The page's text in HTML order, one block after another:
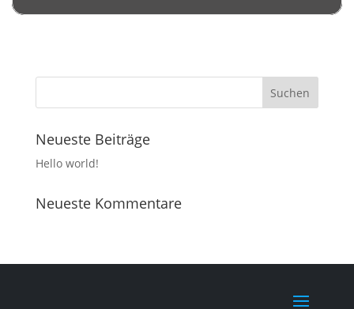
Neueste Beiträge
Hello world!
Neueste Kommentare